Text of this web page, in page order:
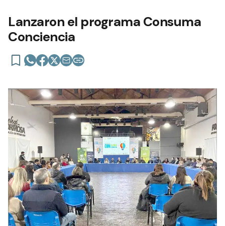
Lanzaron el programa Consuma
Conciencia